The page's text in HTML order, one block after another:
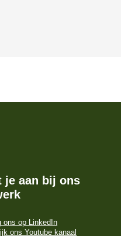
je aan bij ons
ons op LinkedIn
ons Youtube kanaal